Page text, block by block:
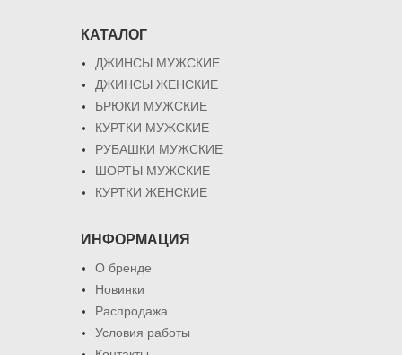
КАТАЛОГ
ДЖИНСЫ МУЖСКИЕ
ДЖИНСЫ ЖЕНСКИЕ
БРЮКИ МУЖСКИЕ
КУРТКИ МУЖСКИЕ
РУБАШКИ МУЖСКИЕ
ШОРТЫ МУЖСКИЕ
КУРТКИ ЖЕНСКИЕ
ИНФОРМАЦИЯ
О бренде
Новинки
Распродажа
Условия работы